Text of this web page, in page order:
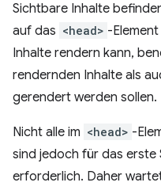
Sichtbare Inhalte
auf das <head> -
Inhalte rendern kann,
rendernden Inhalte als
gerendert werden sollen.
Nicht alle im <head> -
sind jedoch für das
erforderlich. Daher